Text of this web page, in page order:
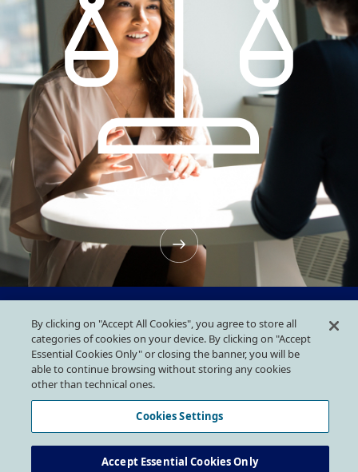
Code d’Ethique
Plus qu’un Emploi
By clicking on "Accept All Cookies", you agree to store all
categories of cookies on your device. By clicking on "Accept
Essential Cookies Only" or closing the banner, you will be
able to continue browsing without storing any cookies
other than technical ones.
Cookies Settings
Accept Essential Cookies Only